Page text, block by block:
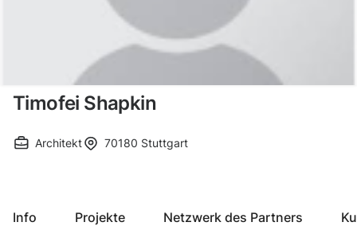
Timofei Shapkin
Architekt 70180 Stuttgart
Info Projekte Netzwerk des Partners